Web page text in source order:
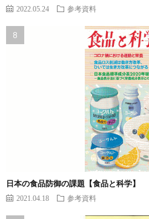
2022.05.24 参考資料
日本の食品防御の課題【食品と科学】
2021.04.18 参考資料